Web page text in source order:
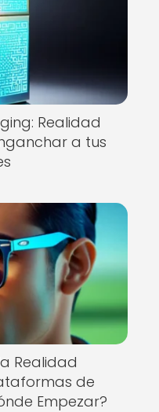
Realidad
a tus
Realidad
de
Empezar?